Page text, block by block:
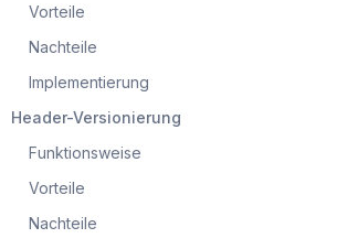
Vorteile
Nachteile
Implementierung
Header-Versionierung
Funktionsweise
Vorteile
Nachteile